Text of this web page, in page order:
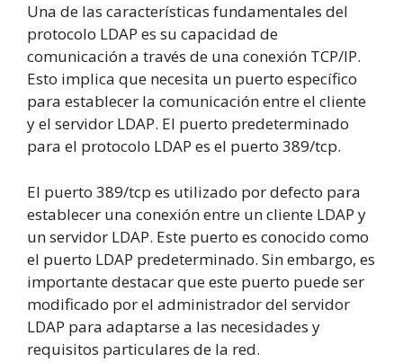
Una de las características fundamentales del
protocolo LDAP es su capacidad de
comunicación a través de una conexión TCP/IP.
Esto implica que necesita un puerto específico
para establecer la comunicación entre el cliente
y el servidor LDAP. El puerto predeterminado
para el protocolo LDAP es el puerto 389/tcp.
El puerto 389/tcp es utilizado por defecto para
establecer una conexión entre un cliente LDAP y
un servidor LDAP. Este puerto es conocido como
el puerto LDAP predeterminado. Sin embargo, es
importante destacar que este puerto puede ser
modificado por el administrador del servidor
LDAP para adaptarse a las necesidades y
requisitos particulares de la red.